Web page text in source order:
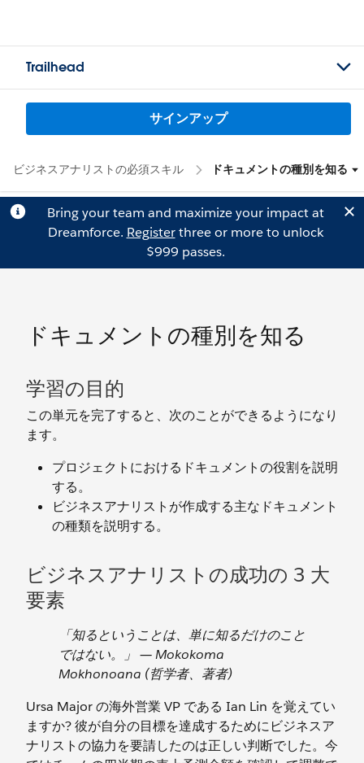
Trailhead
サインアップ
ビジネスアナリストの必須スキル ドキュメントの種別を知る
Bring your team and maximize your impact at
Dreamforce. Registerthree or more to unlock
$999 passes.
ドキュメントの種別を知る
学習の目的
この単元を完了すると、次のことができるようになり
ます。
プロジェクトにおけるドキュメントの役割を説明
する。
ビジネスアナリストが作成する主なドキュメント
の種類を説明する。
ビジネスアナリストの成功の 3 大
要素
「知るということは、単に知るだけのこと
ではない。」 ― Mokokoma
Mokhonoana (哲学者、著者)
Ursa Major の海外営業 VP である Ian Lin を覚えてい
ますか? 彼が自分の目標を達成するためにビジネスア
ナリストの協力を要請したのは正しい判断でした。今